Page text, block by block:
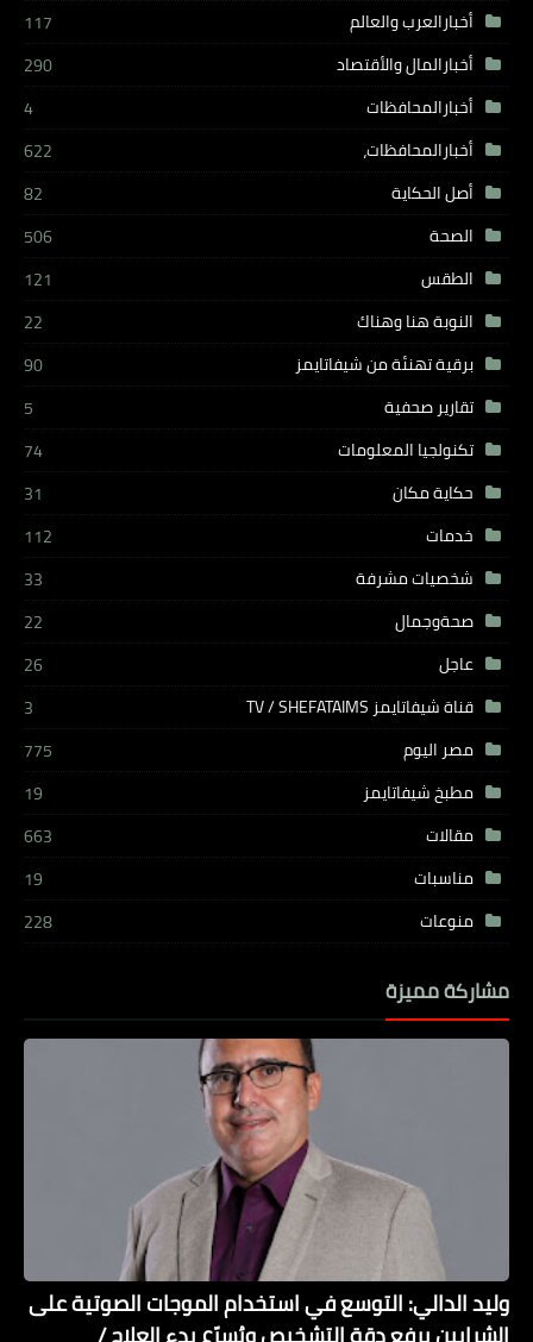
أخبارالعرب والعالم
117
أخبارالمال والأقتصاد
290
أخبارالمحافظات
4
أخبارالمحافظات،
622
أصل الحكاية
82
الصحة
506
الطقس
121
النوبة هنا وهناك
22
برقية تهنئة من شيفاتايمز
90
تقارير صحفية
5
تكنولجيا المعلومات
74
حكاية مكان
31
خدمات
112
شخصيات مشرفة
33
صحةوجمال
22
عاجل
26
قناة شيفاتايمز TV / SHEFATAIMS
3
مصر اليوم
775
مطبخ شيفاتايمز
19
مقالات
663
مناسبات
19
منوعات
228
مشاركة مميزة
وليد الدالي: التوسع في استخدام الموجات الصوتية على